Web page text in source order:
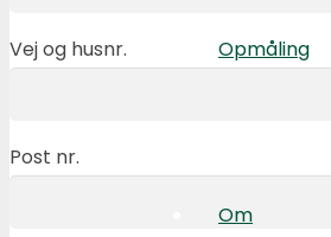
Opmåling
Om
Vej og husnr.
Post nr.